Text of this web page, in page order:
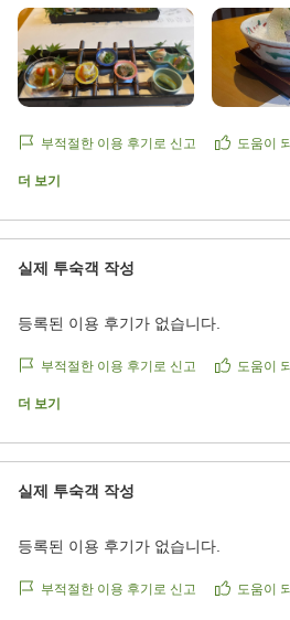
れまで訪れたどの宿よりも素晴らしか
敵な旅館でした。
他の画像やクチコミの詳細はこちら
https://review.travel.rakuten.co.jp/
reviewId=33123478224052
부적절한 이용 후기로 신고 도움이
더 보기
실제 투숙객 작성
등록된 이용 후기가 없습니다.
부적절한 이용 후기로 신고 도움이
더 보기
실제 투숙객 작성
등록된 이용 후기가 없습니다.
부적절한 이용 후기로 신고 도움이